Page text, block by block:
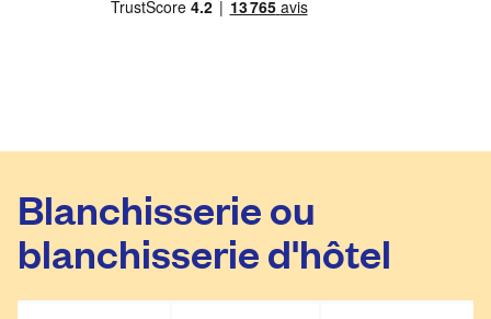
Blanchisserie ou
blanchisserie d'hôtel